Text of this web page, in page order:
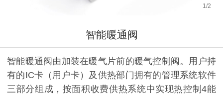
1 /2
智能暖通阀
智能暖通阀由加装在暖气片前的暖气控制阀。用户持
有的IC卡（用户卡）及供热部门拥有的管理系统软件
三部分组成，按面积收费供热系统中实现热控制4能